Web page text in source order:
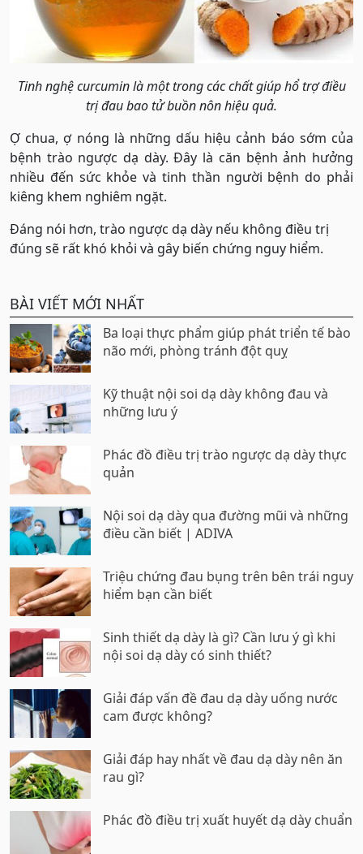
Tinh nghệ curcumin là một trong các chất giúp hổ trợ điều
trị đau bao tử buồn nôn hiệu quả.
Ợ chua, ợ nóng là những dấu hiệu cảnh báo sớm của
bệnh trào ngược dạ dày. Đây là căn bệnh ảnh hưởng
nhiều đến sức khỏe và tinh thần người bệnh do phải
kiêng khem nghiêm ngặt.
Đáng nói hơn, trào ngược dạ dày nếu không điều trị
đúng sẽ rất khó khỏi và gây biến chứng nguy hiểm.
BÀI VIẾT MỚI NHẤT
Ba loại thực phẩm giúp phát triển tế bào
não mới, phòng tránh đột quỵ
Kỹ thuật nội soi dạ dày không đau và
những lưu ý
Phác đồ điều trị trào ngược dạ dày thực
quản
Nội soi dạ dày qua đường mũi và những
điều cần biết | ADIVA
Triệu chứng đau bụng trên bên trái nguy
hiểm bạn cần biết
Sinh thiết dạ dày là gì? Cần lưu ý gì khi
nội soi dạ dày có sinh thiết?
Giải đáp vấn đề đau dạ dày uống nước
cam được không?
Giải đáp hay nhất về đau dạ dày nên ăn
rau gì?
Phác đồ điều trị xuất huyết dạ dày chuẩn